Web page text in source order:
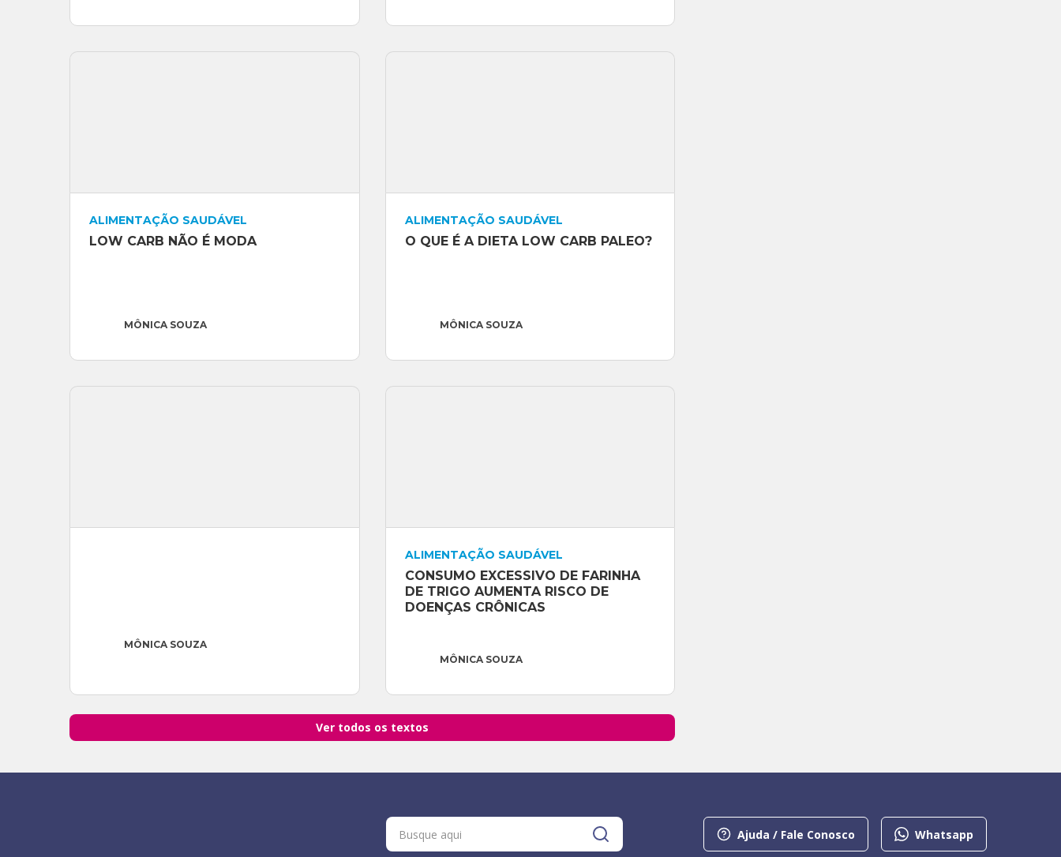
ALIMENTAÇÃO SAUDÁVEL
LOW CARB NÃO É MODA
MÔNICA SOUZA
ALIMENTAÇÃO SAUDÁVEL
O QUE É A DIETA LOW CARB PALEO?
MÔNICA SOUZA
MÔNICA SOUZA
ALIMENTAÇÃO SAUDÁVEL
CONSUMO EXCESSIVO DE FARINHA
DE TRIGO AUMENTA RISCO DE
DOENÇAS CRÔNICAS
MÔNICA SOUZA
Ver todos os textos
Ajuda / Fale Conosco Whatsapp